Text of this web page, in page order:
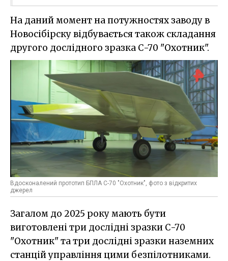
На даний момент на потужностях заводу в
Новосібірску відбувається також складання
другого дослідного зразка С-70 "Охотник".
Вдосконалений прототип БПЛА С-70 "Охотник", фото з відкритих
джерел
Загалом до 2025 року мають бути
виготовлені три дослідні зразки С-70
"Охотник" та три дослідні зразки наземних
станцій управління цими безпілотниками.